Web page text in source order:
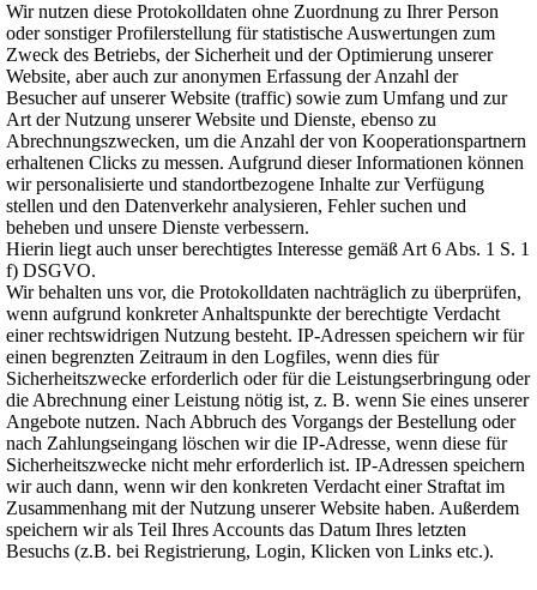
Wir nutzen diese Protokolldaten ohne Zuordnung zu Ihrer Person
oder sonstiger Profilerstellung für statistische Auswertungen zum
Zweck des Betriebs, der Sicherheit und der Optimierung unserer
Website, aber auch zur anonymen Erfassung der Anzahl der
Besucher auf unserer Website (traffic) sowie zum Umfang und zur
Art der Nutzung unserer Website und Dienste, ebenso zu
Abrechnungszwecken, um die Anzahl der von Kooperationspartnern
erhaltenen Clicks zu messen. Aufgrund dieser Informationen können
wir personalisierte und standortbezogene Inhalte zur Verfügung
stellen und den Datenverkehr analysieren, Fehler suchen und
beheben und unsere Dienste verbessern.
Hierin liegt auch unser berechtigtes Interesse gemäß Art 6 Abs. 1 S. 1
f) DSGVO.
Wir behalten uns vor, die Protokolldaten nachträglich zu überprüfen,
wenn aufgrund konkreter Anhaltspunkte der berechtigte Verdacht
einer rechtswidrigen Nutzung besteht. IP-Adressen speichern wir für
einen begrenzten Zeitraum in den Logfiles, wenn dies für
Sicherheitszwecke erforderlich oder für die Leistungserbringung oder
die Abrechnung einer Leistung nötig ist, z. B. wenn Sie eines unserer
Angebote nutzen. Nach Abbruch des Vorgangs der Bestellung oder
nach Zahlungseingang löschen wir die IP-Adresse, wenn diese für
Sicherheitszwecke nicht mehr erforderlich ist. IP-Adressen speichern
wir auch dann, wenn wir den konkreten Verdacht einer Straftat im
Zusammenhang mit der Nutzung unserer Website haben. Außerdem
speichern wir als Teil Ihres Accounts das Datum Ihres letzten
Besuchs (z.B. bei Registrierung, Login, Klicken von Links etc.).